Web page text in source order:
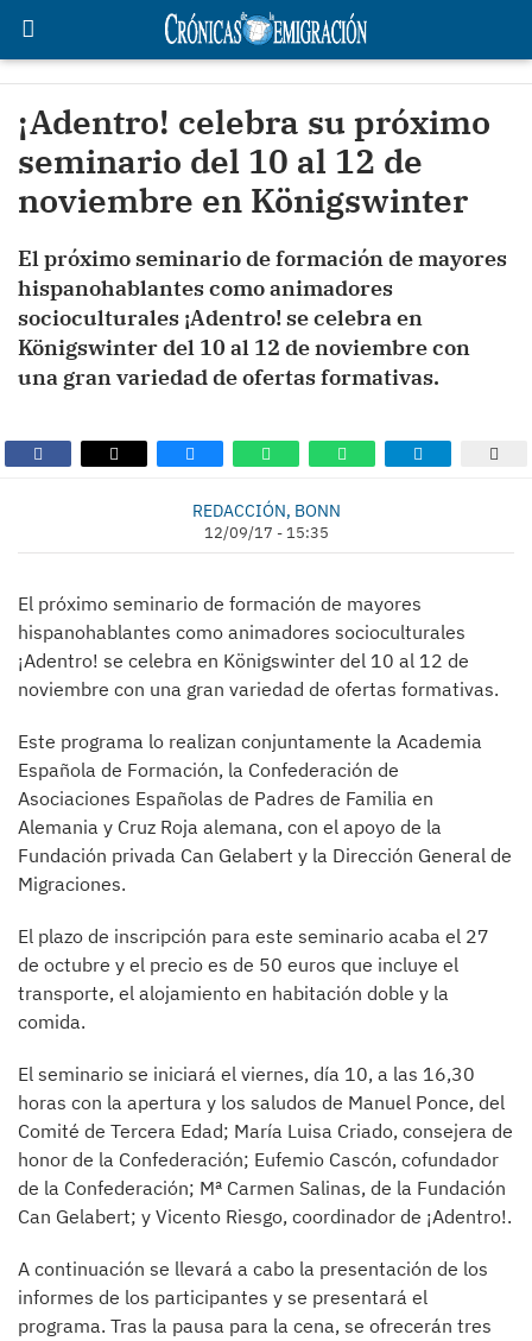
¡Adentro! celebra su próximo
seminario del 10 al 12 de
noviembre en Königswinter
El próximo seminario de formación de mayores
hispanohablantes como animadores
socioculturales ¡Adentro! se celebra en
Königswinter del 10 al 12 de noviembre con
una gran variedad de ofertas formativas.
REDACCIÓN, BONN
12/09/17 - 15:35
El próximo seminario de formación de mayores
hispanohablantes como animadores socioculturales
¡Adentro! se celebra en Königswinter del 10 al 12 de
noviembre con una gran variedad de ofertas formativas.
Este programa lo realizan conjuntamente la Academia
Española de Formación, la Confederación de
Asociaciones Españolas de Padres de Familia en
Alemania y Cruz Roja alemana, con el apoyo de la
Fundación privada Can Gelabert y la Dirección General de
Migraciones.
El plazo de inscripción para este seminario acaba el 27
de octubre y el precio es de 50 euros que incluye el
transporte, el alojamiento en habitación doble y la
comida.
El seminario se iniciará el viernes, día 10, a las 16,30
horas con la apertura y los saludos de Manuel Ponce, del
Comité de Tercera Edad; María Luisa Criado, consejera de
honor de la Confederación; Eufemio Cascón, cofundador
de la Confederación; Mª Carmen Salinas, de la Fundación
Can Gelabert; y Vicento Riesgo, coordinador de ¡Adentro!.
A continuación se llevará a cabo la presentación de los
informes de los participantes y se presentará el
programa. Tras la pausa para la cena, se ofrecerán tres